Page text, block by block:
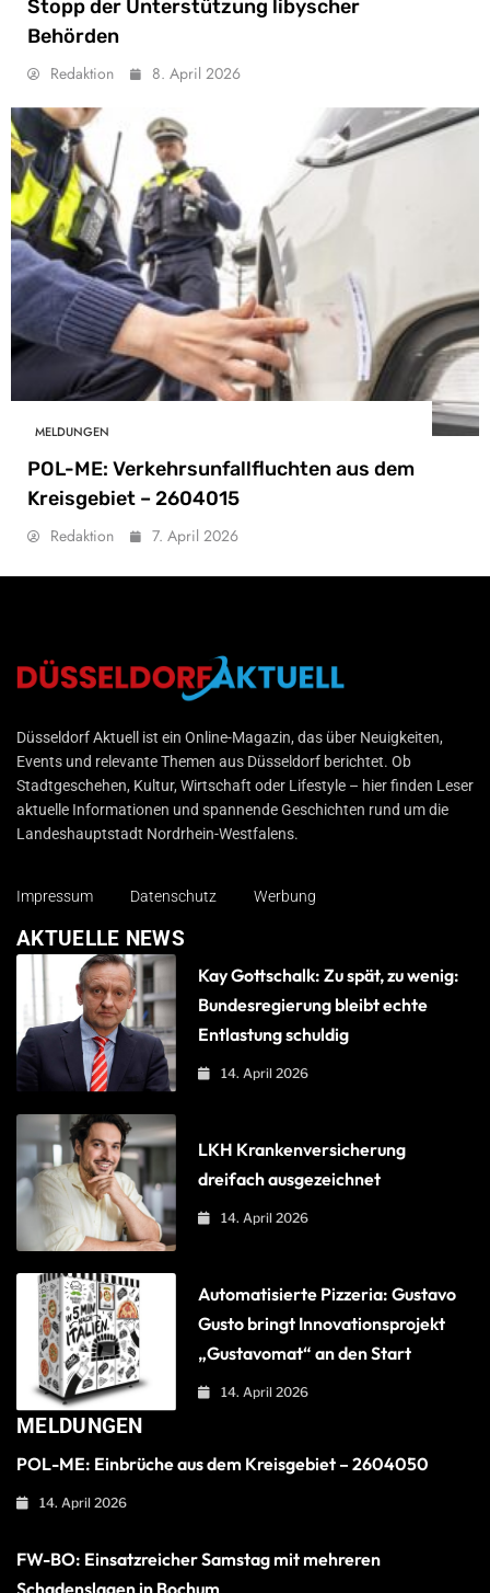
Stopp der Unterstützung libyscher
Behörden
Redaktion 8. April 2026
MELDUNGEN
POL-ME: Verkehrsunfallfluchten aus dem
Kreisgebiet – 2604015
Redaktion 7. April 2026
Düsseldorf Aktuell
Düsseldorf Aktuell ist ein Online-Magazin, das über Neuigkeiten,
Events und relevante Themen aus Düsseldorf berichtet. Ob
Stadtgeschehen, Kultur, Wirtschaft oder Lifestyle – hier finden Leser
aktuelle Informationen und spannende Geschichten rund um die
Landeshauptstadt Nordrhein-Westfalens.
Impressum Datenschutz Werbung
AKTUELLE NEWS
Kay Gottschalk: Zu spät, zu wenig:
Bundesregierung bleibt echte
Entlastung schuldig
14. April 2026
LKH Krankenversicherung
dreifach ausgezeichnet
14. April 2026
Automatisierte Pizzeria: Gustavo
Gusto bringt Innovationsprojekt
„Gustavomat“ an den Start
14. April 2026
MELDUNGEN
POL-ME: Einbrüche aus dem Kreisgebiet – 2604050
14. April 2026
FW-BO: Einsatzreicher Samstag mit mehreren
Schadenslagen in Bochum